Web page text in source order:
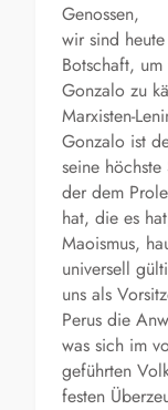
Genossen,
wir sind
Botschaft,
Gonzalo zu
Marxisten-
Gonzalo ist
seine
der dem
hat, die es
Maoismus,
universell
uns als
Perus die
was sich im
geführten
festen